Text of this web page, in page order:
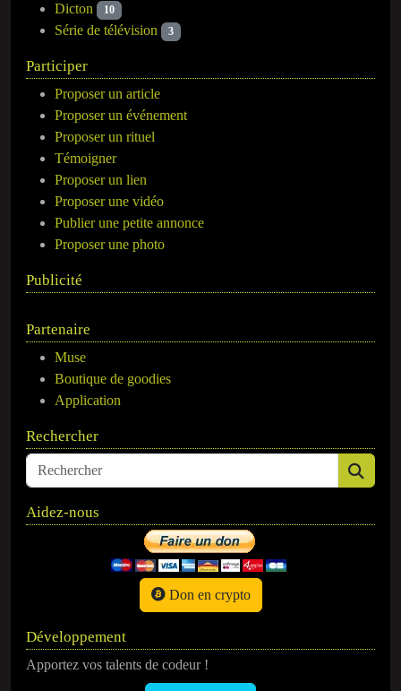
Dicton 10
Série de télévision 3
Participer
Proposer un article
Proposer un événement
Proposer un rituel
Témoigner
Proposer un lien
Proposer une vidéo
Publier une petite annonce
Proposer une photo
Publicité
Partenaire
Muse
Boutique de goodies
Application
Rechercher
Aidez-nous
Don en crypto
Développement
Apportez vos talents de codeur !